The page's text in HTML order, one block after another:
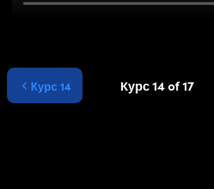
Курс 14 Курс 14 of 17